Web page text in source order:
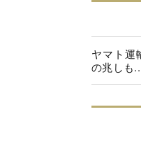
ヤマト運
の兆しも